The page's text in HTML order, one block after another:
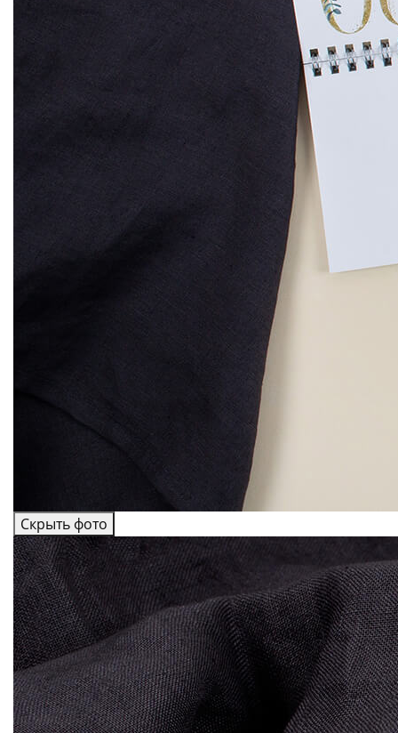
Скрыть фото